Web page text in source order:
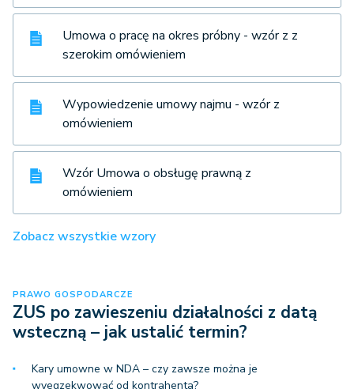
Umowa o pracę na okres próbny - wzór z z
szerokim omówieniem
Wypowiedzenie umowy najmu - wzór z
omówieniem
Wzór Umowa o obsługę prawną z
omówieniem
Zobacz wszystkie wzory
PRAWO GOSPODARCZE
ZUS po zawieszeniu działalności z datą
wsteczną – jak ustalić termin?
Kary umowne w NDA – czy zawsze można je
wyegzekwować od kontrahenta?